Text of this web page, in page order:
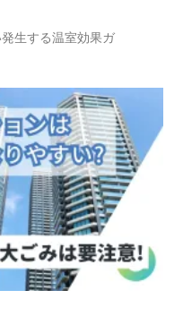
生する温室効果ガ